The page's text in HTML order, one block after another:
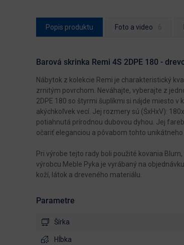
Popis produktu Foto a video
Barová skrinka Remi 4S 2DPE 180 -
Nábytok z kolekcie Remi je charakteristický
zrnitým povrchom. Neváhajte, vyberajte z
2DPE 180 so štyrmi šuplíkmi si nájde miesto
akýchkoľvek vecí. Jej rozmery sú (ŠxHxV):
potiahnutá prírodnou dubovou dyhou. Jej
očariť eleganciou a pôvabom tohto unikátneho
Pri výrobe tejto rady boli použité kovania
výrobcu Meble Pyka je vyrábaný na
koží, látok a dreveného materiálu.
Parametre
Šírka
Hĺbka